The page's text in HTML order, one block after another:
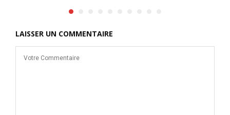
LAISSER UN COMMENTAIRE